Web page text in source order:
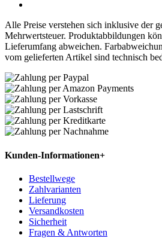
Alle Preise verstehen sich inklusive der
Mehrwertsteuer. Produktabbildungen
Lieferumfang abweichen.
vom gelieferten Artikel sind technisch
Kunden-Informationen+
Bestellwege
Zahlvarianten
Lieferung
Versandkosten
Sicherheit
Fragen & Antworten